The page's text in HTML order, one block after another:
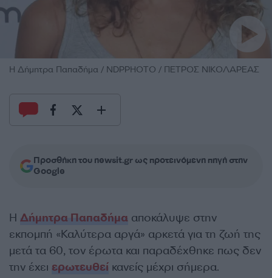
Η Δήμητρα Παπαδήμα / NDPPHOTO / ΠΕΤΡΟΣ ΝΙΚΟΛΑΡΕΑΣ
Προσθήκη του newsit.gr ως προτεινόμενη πηγή στην
Google
Η Δήμητρα Παπαδήμα αποκάλυψε στην
εκπομπή «Καλύτερα αργά» αρκετά για τη ζωή της
μετά τα 60, τον έρωτα και παραδέχθηκε πως δεν
την έχει ερωτευθεί κανείς μέχρι σήμερα.